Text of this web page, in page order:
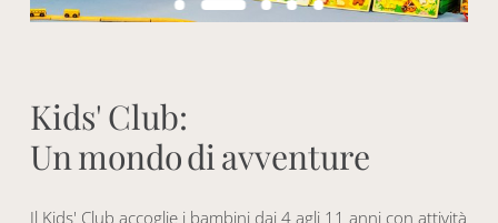
Kids' Club:
Unmondodiavventure
Il Kids' Club accoglie i bambini dai 4 agli 11 anni con attività